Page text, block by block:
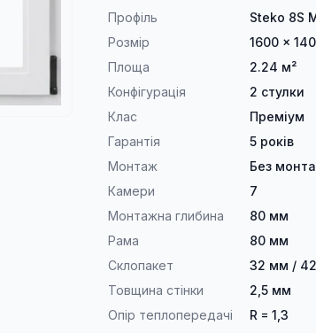
Профіль
Steko 8S
Розмір
1600 ×
Площа
2.24 м²
Конфігурація
2 стулки
Клас
Преміум
Гарантія
5 років
Монтаж
Без
Камери
7
Монтажна глибина
80 мм
Рама
80 мм
Склопакет
32 мм /
Товщина стінки
2,5 мм
Опір теплопередачі
R = 1,3